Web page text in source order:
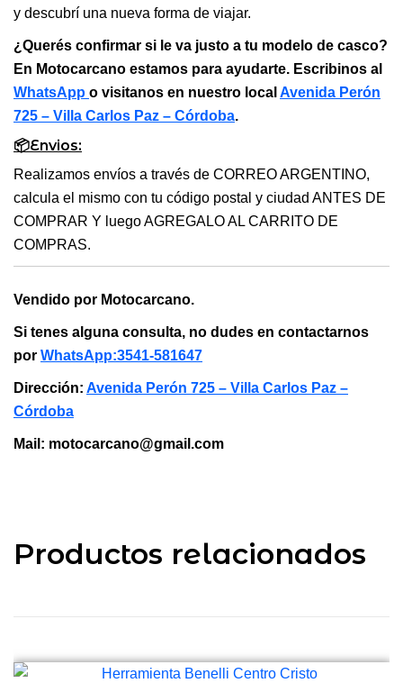
y descubrí una nueva forma de viajar.
¿Querés confirmar si le va justo a tu modelo de casco?
En Motocarcano estamos para ayudarte. Escribinos al
WhatsApp o visitanos en nuestro local Avenida Perón
725 – Villa Carlos Paz – Córdoba.
📦Envios:
Realizamos envíos a través de CORREO ARGENTINO,
calcula el mismo con tu código postal y ciudad ANTES DE
COMPRAR Y luego AGREGALO AL CARRITO DE
COMPRAS.
Vendido por Motocarcano.
Si tenes alguna consulta, no dudes en contactarnos
por WhatsApp:3541-581647
Dirección: Avenida Perón 725 – Villa Carlos Paz –
Córdoba
Mail: motocarcano@gmail.com
Productos relacionados